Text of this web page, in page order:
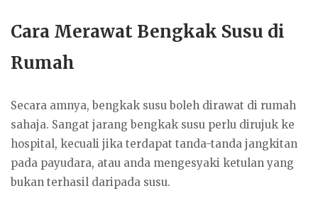
Cara Merawat Bengkak Susu di
Rumah
Secara amnya, bengkak susu boleh dirawat di rumah
sahaja. Sangat jarang bengkak susu perlu dirujuk ke
hospital, kecuali jika terdapat tanda-tanda jangkitan
pada payudara, atau anda mengesyaki ketulan yang
bukan terhasil daripada susu.